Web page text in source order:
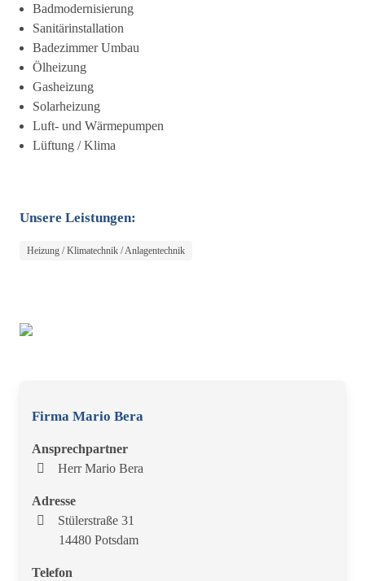
Badmodernisierung
Sanitärinstallation
Badezimmer Umbau
Ölheizung
Gasheizung
Solarheizung
Luft- und Wärmepumpen
Lüftung / Klima
Unsere Leistungen:
Heizung / Klimatechnik / Anlagentechnik
Firma Mario Bera
Ansprechpartner
Herr Mario Bera
Adresse
Stülerstraße 31
14480 Potsdam
Telefon